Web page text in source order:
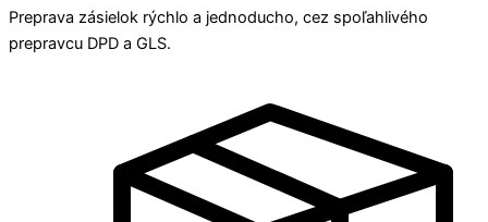
Preprava zásielok rýchlo a jednoducho, cez spoľahlivého
prepravcu DPD a GLS.